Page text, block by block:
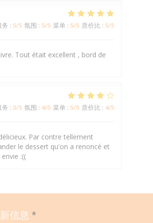
务 : 5/5 氛围 : 5/5 菜单: 5/5 质价比 : 5/5
Tout était excellent , bord de
务 : 3/5 氛围 : 4/5 菜单: 5/5 质价比 : 4/5
Par contre tellement
le dessert qu'on a renoncé et
:((
信息 *